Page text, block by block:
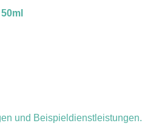
und Beispieldienstleistungen.